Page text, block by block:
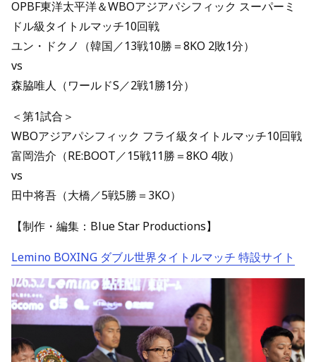
OPBF東洋太平洋＆WBOアジアパシフィック スーパーミ
ドル級タイトルマッチ10回戦
ユン・ドクノ（韓国／13戦10勝＝8KO 2敗1分）
vs
森脇唯人（ワールドS／2戦1勝1分）
＜第1試合＞
WBOアジアパシフィック フライ級タイトルマッチ10回戦
富岡浩介（RE:BOOT／15戦11勝＝8KO 4敗）
vs
田中将吾（大橋／5戦5勝＝3KO）
【制作・編集：Blue Star Productions】
Lemino BOXING ダブル世界タイトルマッチ 特設サイト